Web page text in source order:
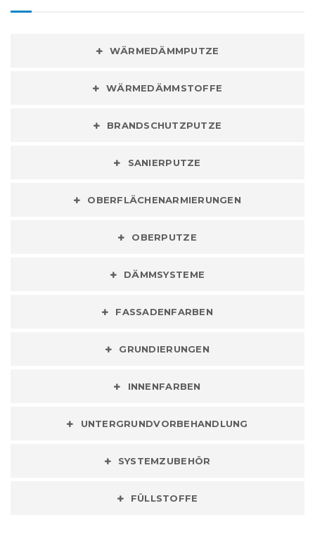
WÄRMEDÄMMPUTZE
WÄRMEDÄMMSTOFFE
BRANDSCHUTZPUTZE
SANIERPUTZE
OBERFLÄCHENARMIERUNGEN
OBERPUTZE
DÄMMSYSTEME
FASSADENFARBEN
GRUNDIERUNGEN
INNENFARBEN
UNTERGRUNDVORBEHANDLUNG
SYSTEMZUBEHÖR
FÜLLSTOFFE